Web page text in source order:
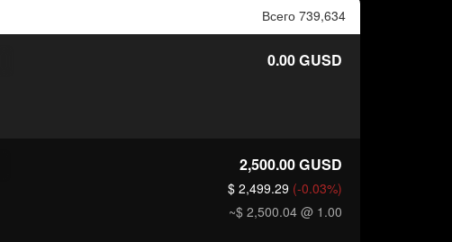
Всего 739,634
0.00GUSD
2,500.00GUSD
$ 2,499.29 (-0.03%)
~$ 2,500.04 @ 1.00